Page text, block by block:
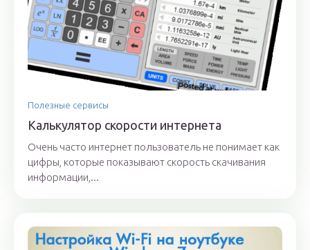
Полезные сервисы
Калькулятор скорости интернета
Очень часто интернет пользователь не понимает как
цифры, которые показывают скорость скачивания
информации,...